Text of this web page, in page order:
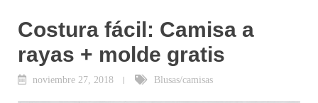
Costura fácil: Camisa a
rayas + molde gratis
noviembre 27, 2018 Blusas/camisas